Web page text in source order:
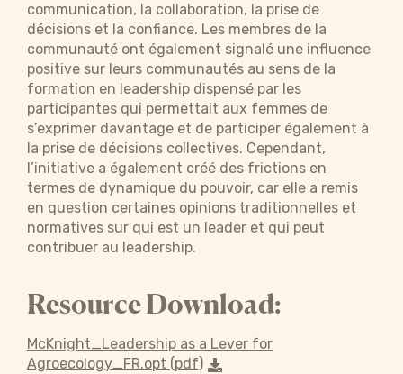
communication, la collaboration, la prise de
décisions et la confiance. Les membres de la
communauté ont également signalé une influence
positive sur leurs communautés au sens de la
formation en leadership dispensé par les
participantes qui permettait aux femmes de
s’exprimer davantage et de participer également à
la prise de décisions collectives. Cependant,
l’initiative a également créé des frictions en
termes de dynamique du pouvoir, car elle a remis
en question certaines opinions traditionnelles et
normatives sur qui est un leader et qui peut
contribuer au leadership.
Resource Download:
McKnight_Leadership as a Lever for
Agroecology_FR.opt (pdf)